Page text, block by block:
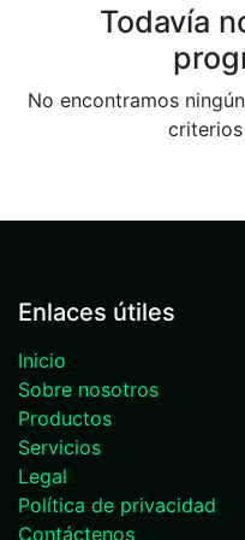
Todavía
No encontramos
Enlaces útiles
Inicio
Sobre nosotros
Productos
Servicios
Legal
Política de privacidad
Contáctenos